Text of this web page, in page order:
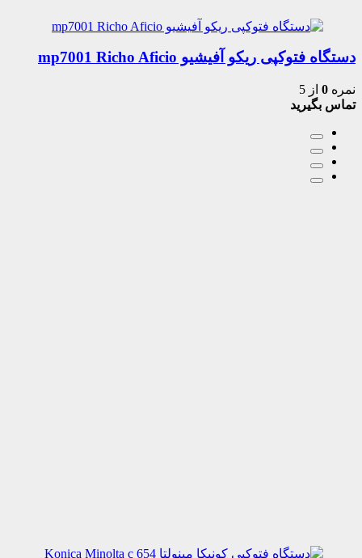
دستگاه فتوکپی ریکو آفیشیو mp7001 Richo Aficio
نمره 0 از 5
تماس بگیرید